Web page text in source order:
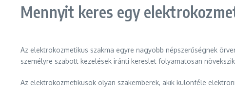
Mennyit keres egy
Az elektrokozmetikus szakma egyre nagyobb népszerűségnek
személyre szabott kezelések iránti kereslet folyamatosan
Az elektrokozmetikusok olyan szakemberek, akik különféle